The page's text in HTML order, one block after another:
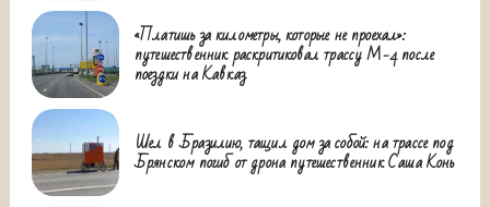
«Платишь за километры, которые не проехал»:
путешественник раскритиковал трассу М-4 после
поездки на Кавказ
Шел в Бразилию, тащил дом за собой: на трассе под
Брянском погиб от дрона путешественник Саша Конь